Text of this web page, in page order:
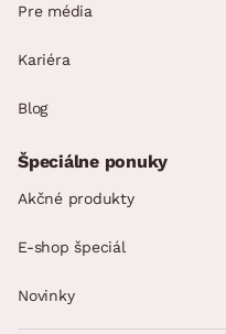
Pre média
Kariéra
Blog
Špeciálne ponuky
Akčné produkty
E-shop špeciál
Novinky